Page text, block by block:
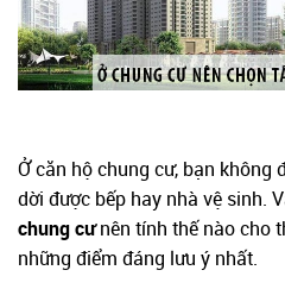
Ở căn hộ chung cư, bạn không
dời được bếp hay nhà vệ sinh.
chung cưnên tính thế nào cho
những điểm đáng lưu ý nhất.